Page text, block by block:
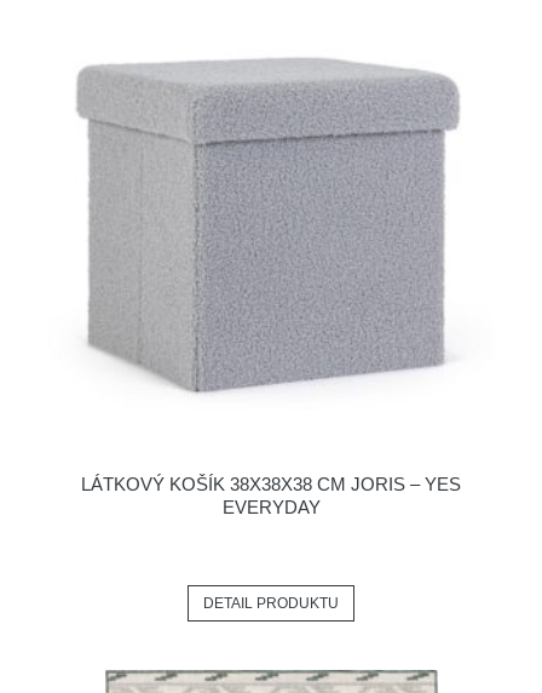
LÁTKOVÝ KOŠÍK 38X38X38 CM JORIS – YES
EVERYDAY
DETAIL PRODUKTU